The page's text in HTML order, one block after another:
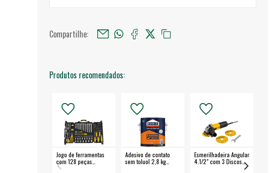
Compartilhe:
Produtos recomendados:
Jogo de ferramentas
com 128 peças
embalagem fechada -
Adesivo de contato
sem toluol 2,8 kg
Esmerilhadeira Angular
4.1/2" com 3 Discos